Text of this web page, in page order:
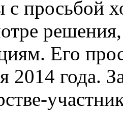
просьбой
Его
2014 года.